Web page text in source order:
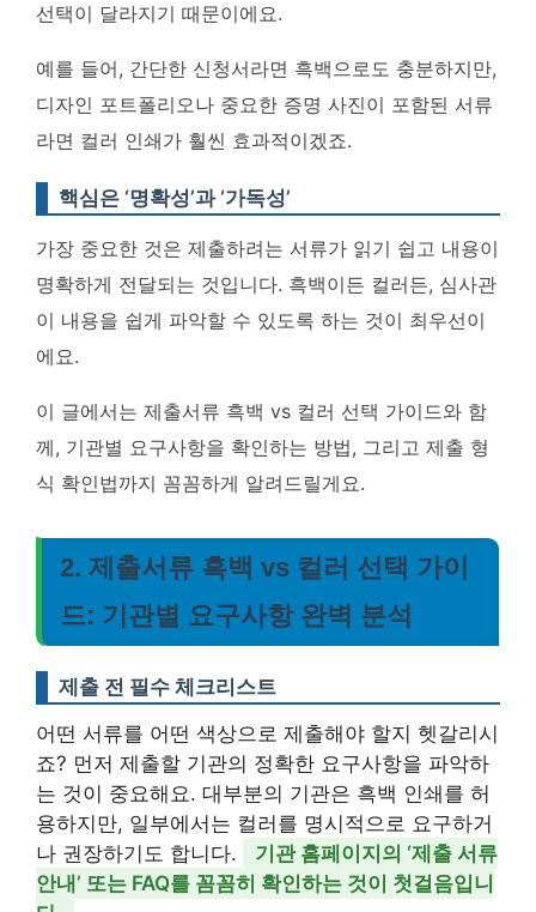
선택이 달라지기 때문이에요.
예를 들어, 간단한 신청서라면 흑백으로도 충분하지만,
디자인 포트폴리오나 중요한 증명 사진이 포함된 서류
라면 컬러 인쇄가 훨씬 효과적이겠죠.
핵심은 ‘명확성’과 ‘가독성’
가장 중요한 것은 제출하려는 서류가 읽기 쉽고 내용이
명확하게 전달되는 것입니다. 흑백이든 컬러든, 심사관
이 내용을 쉽게 파악할 수 있도록 하는 것이 최우선이
에요.
이 글에서는 제출서류 흑백 vs 컬러 선택 가이드와 함
께, 기관별 요구사항을 확인하는 방법, 그리고 제출 형
식 확인법까지 꼼꼼하게 알려드릴게요.
2. 제출서류 흑백 vs 컬러 선택 가이
드: 기관별 요구사항 완벽 분석
제출 전 필수 체크리스트
어떤 서류를 어떤 색상으로 제출해야 할지 헷갈리시
죠? 먼저 제출할 기관의 정확한 요구사항을 파악하
는 것이 중요해요. 대부분의 기관은 흑백 인쇄를 허
용하지만, 일부에서는 컬러를 명시적으로 요구하거
나 권장하기도 합니다.
기관 홈페이지의 ‘제출 서류
안내’ 또는 FAQ를 꼼꼼히 확인하는 것이 첫걸음입니